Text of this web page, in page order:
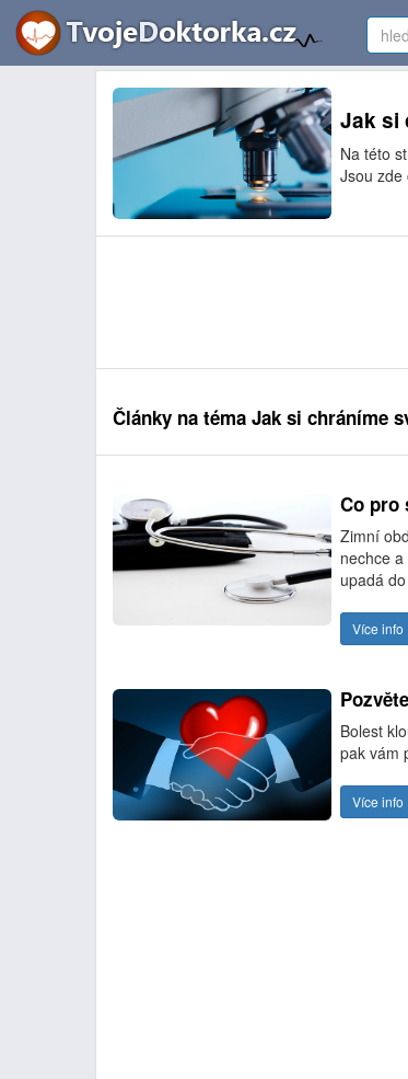
Jak si
Na této
Jsou zde
Články na téma Jak si chráníme
Co pro
Zimní
nechce
upadá
Více info
Bolest
pak vám
Více info